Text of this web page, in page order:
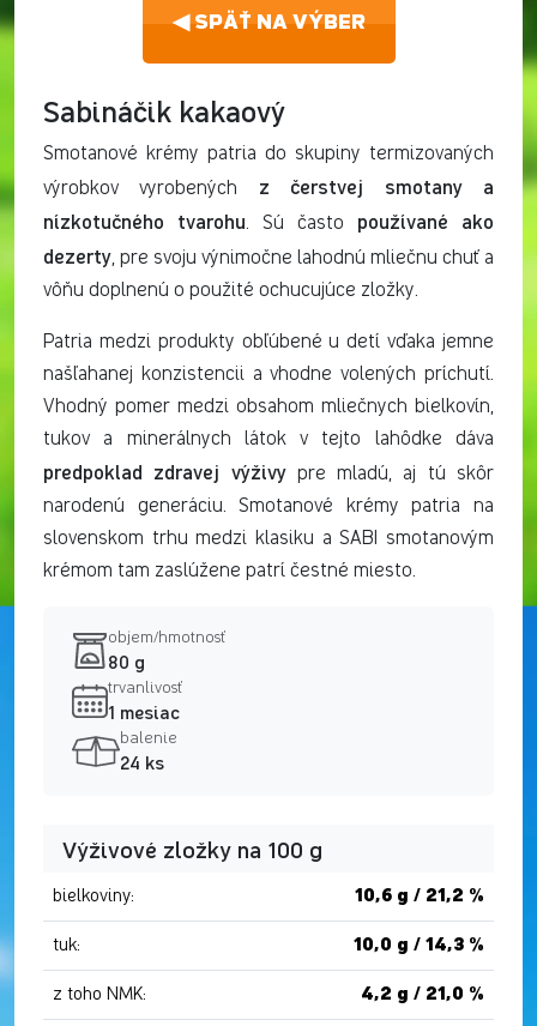
◀ SPÄŤ NA VÝBER
Sabináčik kakaový
Smotanové krémy patria do skupiny termizovaných
výrobkov vyrobených z čerstvej smotany a
nízkotučného tvarohu. Sú často používané ako
dezerty, pre svoju výnimočne lahodnú mliečnu chuť a
vôňu doplnenú o použité ochucujúce zložky.
Patria medzi produkty obľúbené u detí vďaka jemne
našľahanej konzistencii a vhodne volených príchutí.
Vhodný pomer medzi obsahom mliečnych bielkovín,
tukov a minerálnych látok v tejto lahôdke dáva
predpoklad zdravej výživypre mladú, aj tú skôr
narodenú generáciu. Smotanové krémy patria na
slovenskom trhu medzi klasiku a SABI smotanovým
krémom tam zaslúžene patrí čestné miesto.
objem/hmotnosť
80 g
trvanlivosť
1 mesiac
balenie
24 ks
Výživové zložky na 100 g
bielkoviny: 10,6 g / 21,2 %
tuk: 10,0 g / 14,3 %
z toho NMK: 4,2 g / 21,0 %